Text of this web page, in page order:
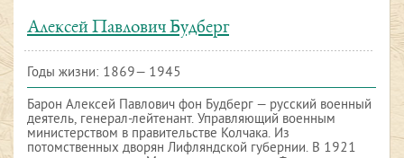
Алексей Павлович Будберг
Годы жизни: 1869— 1945
Барон Алексей Павлович фон Будберг — русский военный
деятель, генерал-лейтенант. Управляющий военным
министерством в правительстве Колчака. Из
потомственных дворян Лифляндской губернии. В 1921